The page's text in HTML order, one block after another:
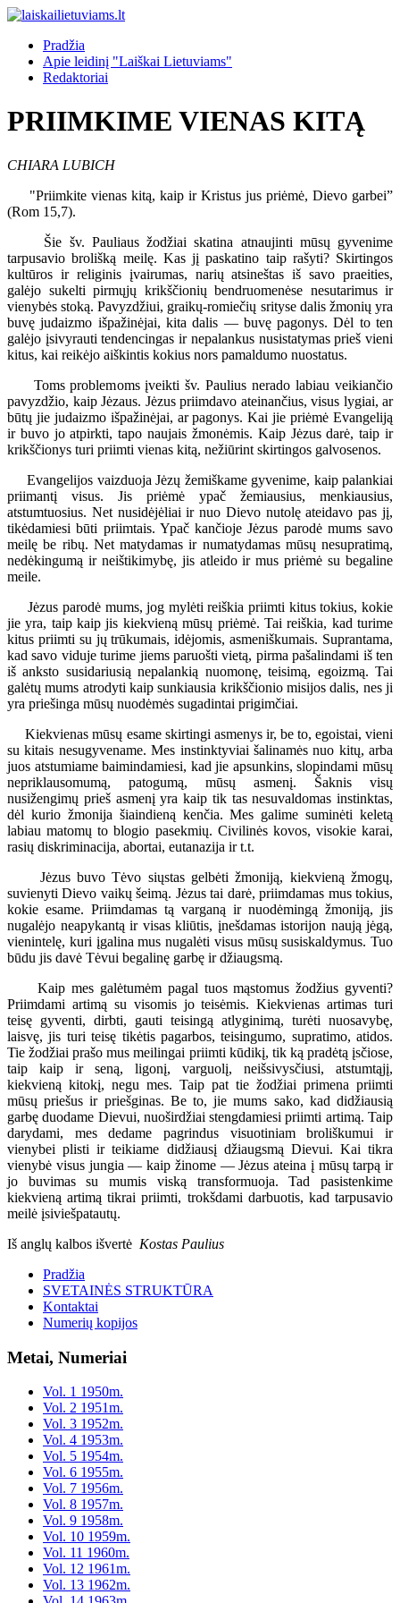
Pradžia
Apie leidinį "Laiškai Lietuviams"
Redaktoriai
PRIIMKIME VIENAS KITĄ
CHIARA LUBICH
"Priimkite vienas kitą, kaip ir Kristus jus priėmė, Dievo garbei”
(Rom 15,7).
Šie šv. Pauliaus žodžiai skatina atnaujinti mūsų gyvenime
tarpusavio brolišką meilę. Kas jį paskatino taip rašyti? Skirtingos
kultūros ir religinis įvairumas, narių atsineštas iš savo praeities,
galėjo sukelti pirmųjų krikščionių bendruomenėse nesutarimus ir
vienybės stoką. Pavyzdžiui, graikų-romiečių srityse dalis žmonių yra
buvę judaizmo išpažinėjai, kita dalis — buvę pagonys. Dėl to ten
galėjo įsivyrauti tendencingas ir nepalankus nusistatymas prieš vieni
kitus, kai reikėjo aiškintis kokius nors pamaldumo nuostatus.
Toms problemoms įveikti šv. Paulius nerado labiau veikiančio
pavyzdžio, kaip Jėzaus. Jėzus priimdavo ateinančius, visus lygiai, ar
būtų jie judaizmo išpažinėjai, ar pagonys. Kai jie priėmė Evangeliją
ir buvo jo atpirkti, tapo naujais žmonėmis. Kaip Jėzus darė, taip ir
krikščionys turi priimti vienas kitą, nežiūrint skirtingos galvosenos.
Evangelijos vaizduoja Jėzų žemiškame gyvenime, kaip palankiai
priimantį visus. Jis priėmė ypač žemiausius, menkiausius,
atstumtuosius. Net nusidėjėliai ir nuo Dievo nutolę ateidavo pas jį,
tikėdamiesi būti priimtais. Ypač kančioje Jėzus parodė mums savo
meilę be ribų. Net matydamas ir numatydamas mūsų nesupratimą,
nedėkingumą ir neištikimybę, jis atleido ir mus priėmė su begaline
meile.
Jėzus parodė mums, jog mylėti reiškia priimti kitus tokius, kokie
jie yra, taip kaip jis kiekvieną mūsų priėmė. Tai reiškia, kad turime
kitus priimti su jų trūkumais, idėjomis, asmeniškumais. Suprantama,
kad savo viduje turime jiems paruošti vietą, pirma pašalindami iš ten
iš anksto susidariusią nepalankią nuomonę, teisimą, egoizmą. Tai
galėtų mums atrodyti kaip sunkiausia krikščionio misijos dalis, nes ji
yra priešinga mūsų nuodėmės sugadintai prigimčiai.
Kiekvienas mūsų esame skirtingi asmenys ir, be to, egoistai, vieni
su kitais nesugyvename. Mes instinktyviai šalinamės nuo kitų, arba
juos atstumiame baimindamiesi, kad jie apsunkins, slopindami mūsų
nepriklausomumą, patogumą, mūsų asmenį. Šaknis visų
nusižengimų prieš asmenį yra kaip tik tas nesuvaldomas instinktas,
dėl kurio žmonija šiaindieną kenčia. Mes galime suminėti keletą
labiau matomų to blogio pasekmių. Civilinės kovos, visokie karai,
rasių diskriminacija, abortai, eutanazija ir t.t.
Jėzus buvo Tėvo siųstas gelbėti žmoniją, kiekvieną žmogų,
suvienyti Dievo vaikų šeimą. Jėzus tai darė, priimdamas mus tokius,
kokie esame. Priimdamas tą varganą ir nuodėmingą žmoniją, jis
nugalėjo neapykantą ir visas kliūtis, įnešdamas istorijon naują jėgą,
vienintelę, kuri įgalina mus nugalėti visus mūsų susiskaldymus. Tuo
būdu jis davė Tėvui begalinę garbę ir džiaugsmą.
Kaip mes galėtumėm pagal tuos mąstomus žodžius gyventi?
Priimdami artimą su visomis jo teisėmis. Kiekvienas artimas turi
teisę gyventi, dirbti, gauti teisingą atlyginimą, turėti nuosavybę,
laisvę, jis turi teisę tikėtis pagarbos, teisingumo, supratimo, atidos.
Tie žodžiai prašo mus meilingai priimti kūdikį, tik ką pradėtą įsčiose,
taip kaip ir seną, ligonį, varguolį, neišsivysčiusi, atstumtąjį,
kiekvieną kitokį, negu mes. Taip pat tie žodžiai primena priimti
mūsų priešus ir priešginas. Be to, jie mums sako, kad didžiausią
garbę duodame Dievui, nuoširdžiai stengdamiesi priimti artimą. Taip
darydami, mes dedame pagrindus visuotiniam broliškumui ir
vienybei plisti ir teikiame didžiausį džiaugsmą Dievui. Kai tikra
vienybė visus jungia — kaip žinome — Jėzus ateina į mūsų tarpą ir
jo buvimas su mumis viską transformuoja. Tad pasistenkime
kiekvieną artimą tikrai priimti, trokšdami darbuotis, kad tarpusavio
meilė įsiviešpatautų.
Iš anglų kalbos išvertė Kostas Paulius
Pradžia
SVETAINĖS STRUKTŪRA
Kontaktai
Numerių kopijos
Metai, Numeriai
Vol. 1 1950m.
Vol. 2 1951m.
Vol. 3 1952m.
Vol. 4 1953m.
Vol. 5 1954m.
Vol. 6 1955m.
Vol. 7 1956m.
Vol. 8 1957m.
Vol. 9 1958m.
Vol. 10 1959m.
Vol. 11 1960m.
Vol. 12 1961m.
Vol. 13 1962m.